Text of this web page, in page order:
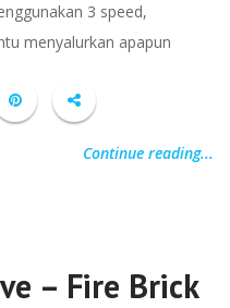
3 speed,
menyalurkan apapun
Continue reading...
– Fire Brick